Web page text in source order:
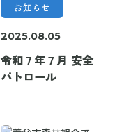
お知らせ
2025.08.05
令和７年７月 安全
パトロール